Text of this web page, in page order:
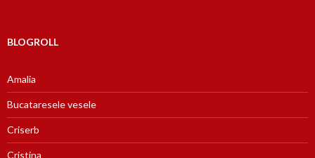
BLOGROLL
Amalia
Bucataresele vesele
Criserb
Cristina